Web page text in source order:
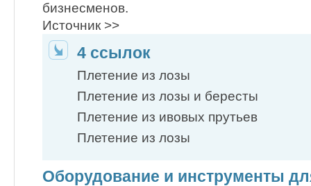
бизнесменов.
Источник >>
4 ссылок
Плетение из лозы
Плетение из лозы и бересты
Плетение из ивовых прутьев
Плетение из лозы
Оборудование и инструменты